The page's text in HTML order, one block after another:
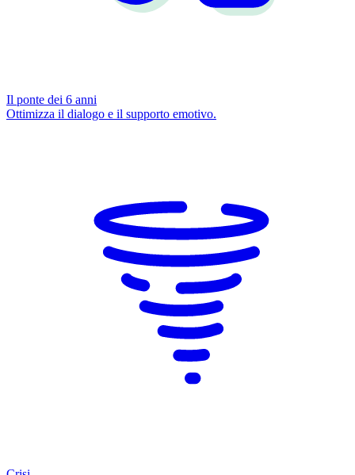
Il ponte dei 6 anni
Ottimizza il dialogo e il supporto emotivo.